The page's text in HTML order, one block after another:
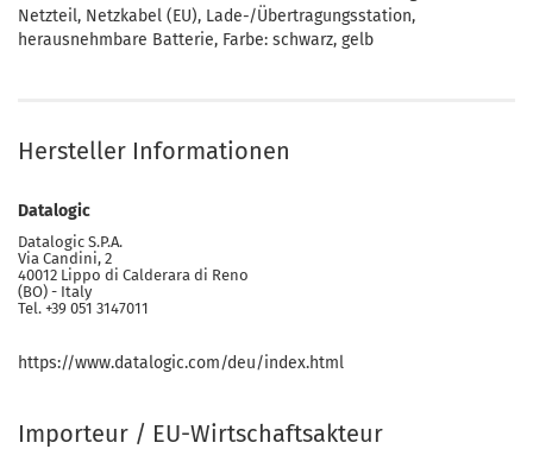
Netzteil, Netzkabel (EU), Lade-/Übertragungsstation,
herausnehmbare Batterie, Farbe: schwarz, gelb
Hersteller Informationen
Datalogic
Datalogic S.P.A.
Via Candini, 2
40012 Lippo di Calderara di Reno
(BO) - Italy
Tel. +39 051 3147011
https://www.datalogic.com/deu/index.html
Importeur / EU-Wirtschaftsakteur